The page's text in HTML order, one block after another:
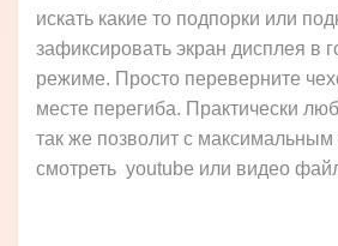
искать какие то подпорки или
зафиксировать экран дисплея в
режиме. Просто переверните
месте перегиба. Практически
так же позволит с
смотреть youtube или видео